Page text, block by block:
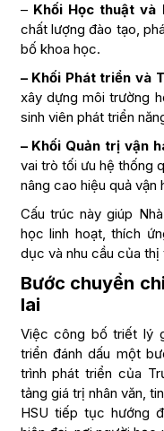
– Khối Học thuật và
chất lượng đào tạo,
bố khoa học.
– Khối Phát triển và
xây dựng môi trường
sinh viên phát triển
– Khối Quản trị vận
vai trò tối ưu hệ thống
nâng cao hiệu quả vận
Cấu trúc này giúp
học linh hoạt, thích
dục và nhu cầu của thị
Bước chuyển
lai
Việc công bố triết lý
triển đánh dấu một
trình phát triển của
tảng giá trị nhân văn,
HSU tiếp tục hướng